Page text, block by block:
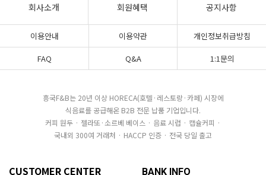
회사소개 회원혜택 공지사항
이용안내 이용약관
개인정보취급방침
FAQ
Q&A 1:1문의
흥국F&B는 20년 이상 HORECA(호텔·레스토랑·카페) 시장에
식음료를 공급해온 B2B 전문 납품 기업입니다.
커피 원두 · 젤라또·소르베 베이스 · 음료 시럽 · 캡슐커피 ·
국내외 300여 거래처 · HACCP 인증 · 전국 당일 출고
CUSTOMER CENTER BANK INFO